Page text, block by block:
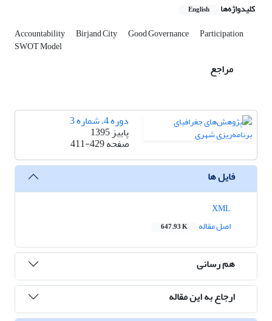
کلیدواژه‌ها English
Accountability Birjand City Good Governance Participation
SWOT Model
مراجع
دوره 4، شماره 3
پاییز 1395
صفحه411-429
فایل ها
اصل مقاله
647.93 K
هم رسانی
ارجاع به این مقاله